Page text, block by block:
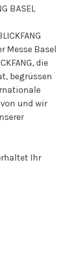
BASEL
Messe Basel
die
begrüssen
und wir
Ihr